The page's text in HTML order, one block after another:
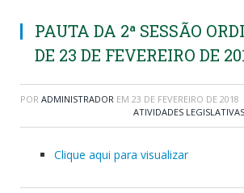
PAUTA DA 2ª SESSÃO
DE 23 DE FEVEREIRO DE
POR ADMINISTRADOR EM 23 DE FEVEREIRO DE 2018
ATIVIDADES LEGISLATIVAS
Clique aqui para visualizar